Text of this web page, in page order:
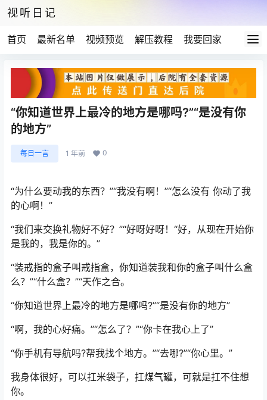
视听日记
首页 最新名单 视频预览 解压教程 我要回家
“你知道世界上最冷的地方是哪吗?”“是没有你
的地方”
每日一言 1 年前 0
“为什么要动我的东西？”“我没有啊！”“怎么没有 你动了我
的心啊！”
“我们来交换礼物好不好？”“好呀好呀！“好，从现在开始你
是我的，我是你的。”
“装戒指的盒子叫戒指盒，你知道装我和你的盒子叫什么盒
么？”“什么盒？”“天作之合。
“你知道世界上最冷的地方是哪吗?”“是没有你的地方”
“啊，我的心好痛。”“怎么了？”“你卡在我心上了”
“你手机有导航吗?帮我找个地方。”“去哪?”“你心里。”
我身体很好，可以扛米袋子，扛煤气罐，可就是扛不住想
你。